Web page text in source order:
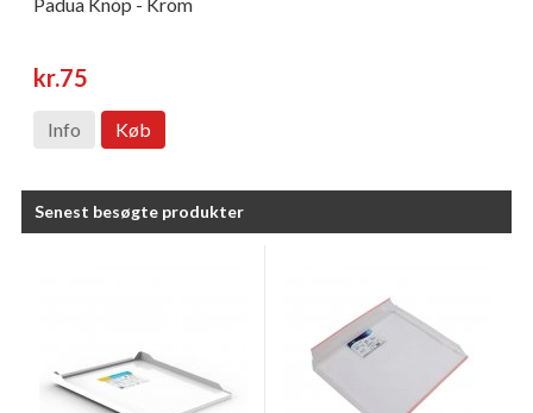
Padua Knop - Krom
kr.75
Info Køb
Senest besøgte produkter